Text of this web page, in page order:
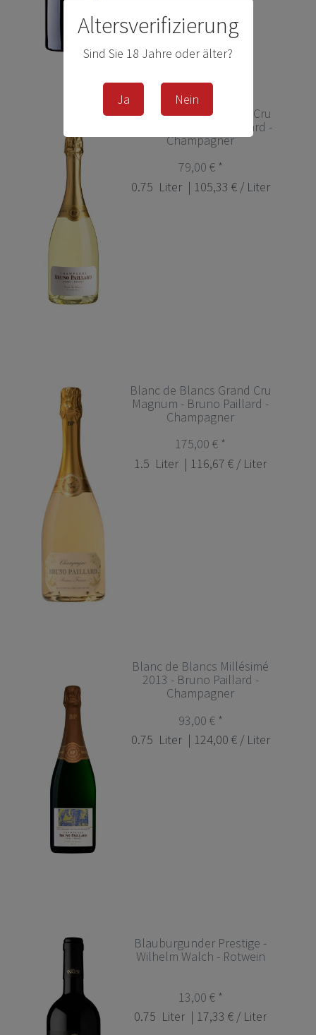
Altersverifizierung
Sind Sie 18 Jahre oder älter?
Ja Nein
Blanc de Blancs Grand Cru
Extra Brut - Bruno Paillard -
Champagner
79,00 € *
0.75 Liter | 105,33 € / Liter
Blanc de Blancs Grand Cru
Magnum - Bruno Paillard -
Champagner
175,00 € *
1.5 Liter | 116,67 € / Liter
Blanc de Blancs Millésimé
2013 - Bruno Paillard -
Champagner
93,00 € *
0.75 Liter | 124,00 € / Liter
Blauburgunder Prestige -
Wilhelm Walch - Rotwein
13,00 € *
0.75 Liter | 17,33 € / Liter